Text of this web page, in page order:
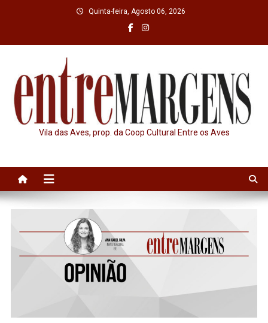
Quinta-feira, Agosto 06, 2026
Vila das Aves, prop. da Coop Cultural Entre os Aves